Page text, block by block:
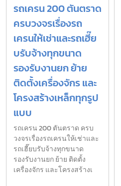
รถเครน 200 ตันตราด
ครบวงจรเรื่องรถ
เครนให้เช่าและรถเฮี๊ย
บรับจ้างทุกขนาด
รองรับงานยก ย้าย
ติดตั้งเครื่องจักร และ
โครงสร้างเหล็กทุกรูป
แบบ
รถเครน 200 ตันตราด ครบ
วงจรเรื่องรถเครนให้เช่าและ
รถเฮี๊ยบรับจ้างทุกขนาด
รองรับงานยก ย้าย ติดตั้ง
เครื่องจักร และโครงสร้างเ